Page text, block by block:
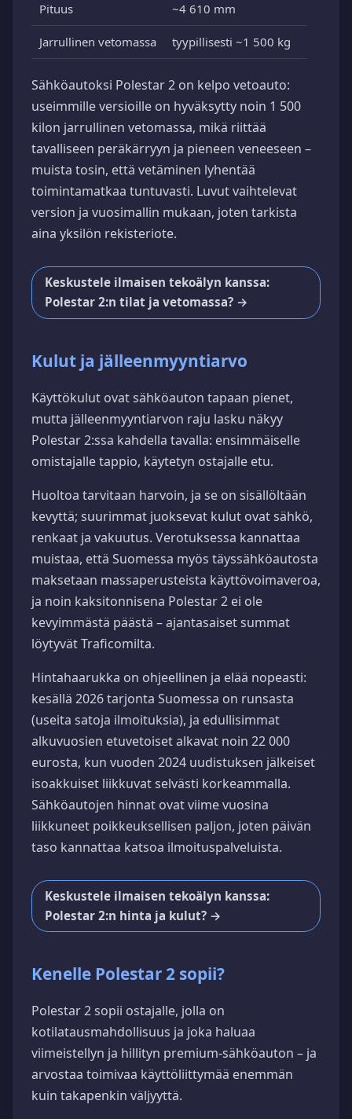
Pituus ~4 610 mm
Jarrullinen vetomassa tyypillisesti ~1 500 kg
Sähköautoksi Polestar 2 on kelpo vetoauto:
useimmille versioille on hyväksytty noin 1 500
kilon jarrullinen vetomassa, mikä riittää
tavalliseen peräkärryyn ja pieneen veneeseen –
muista tosin, että vetäminen lyhentää
toimintamatkaa tuntuvasti. Luvut vaihtelevat
version ja vuosimallin mukaan, joten tarkista
aina yksilön rekisteriote.
Keskustele ilmaisen tekoälyn kanssa:
Polestar 2:n tilat ja vetomassa? →
Kulut ja jälleenmyyntiarvo
Käyttökulut ovat sähköauton tapaan pienet,
mutta jälleenmyyntiarvon raju lasku näkyy
Polestar 2:ssa kahdella tavalla: ensimmäiselle
omistajalle tappio, käytetyn ostajalle etu.
Huoltoa tarvitaan harvoin, ja se on sisällöltään
kevyttä; suurimmat juoksevat kulut ovat sähkö,
renkaat ja vakuutus. Verotuksessa kannattaa
muistaa, että Suomessa myös täyssähköautosta
maksetaan massaperusteista käyttövoimaveroa,
ja noin kaksitonnisena Polestar 2 ei ole
kevyimmästä päästä – ajantasaiset summat
löytyvät Traficomilta.
Hintahaarukka on ohjeellinen ja elää nopeasti:
kesällä 2026 tarjonta Suomessa on runsasta
(useita satoja ilmoituksia), ja edullisimmat
alkuvuosien etuvetoiset alkavat noin 22 000
eurosta, kun vuoden 2024 uudistuksen jälkeiset
isoakkuiset liikkuvat selvästi korkeammalla.
Sähköautojen hinnat ovat viime vuosina
liikkuneet poikkeuksellisen paljon, joten päivän
taso kannattaa katsoa ilmoituspalveluista.
Keskustele ilmaisen tekoälyn kanssa:
Polestar 2:n hinta ja kulut? →
Kenelle Polestar 2 sopii?
Polestar 2 sopii ostajalle, jolla on
kotilatausmahdollisuus ja joka haluaa
viimeistellyn ja hillityn premium-sähköauton – ja
arvostaa toimivaa käyttöliittymää enemmän
kuin takapenkin väljyyttä.